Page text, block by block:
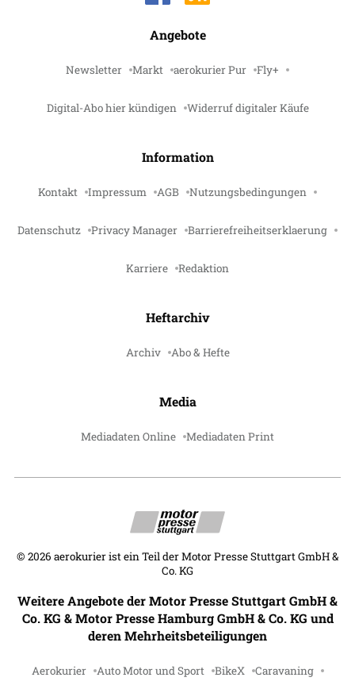
Angebote
Newsletter Markt aerokurier Pur Fly+
Digital-Abo hier kündigen Widerruf digitaler Käufe
Information
Kontakt Impressum AGB Nutzungsbedingungen
Datenschutz Privacy Manager Barrierefreiheitserklaerung
Karriere Redaktion
Heftarchiv
Archiv Abo & Hefte
Media
Mediadaten Online Mediadaten Print
© 2026 aerokurier ist ein Teil der Motor Presse Stuttgart GmbH &
Co. KG
Weitere Angebote der Motor Presse Stuttgart GmbH &
Co. KG & Motor Presse Hamburg GmbH & Co. KG und
deren Mehrheitsbeteiligungen
Aerokurier Auto Motor und Sport BikeX Caravaning